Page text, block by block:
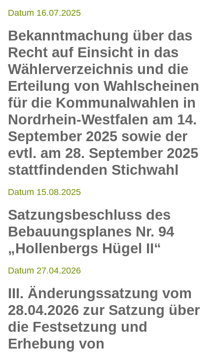
Datum 16.07.2025
Bekanntmachung über das
Recht auf Einsicht in das
Wählerverzeichnis und die
Erteilung von Wahlscheinen
für die Kommunalwahlen in
Nordrhein-Westfalen am 14.
September 2025 sowie der
evtl. am 28. September 2025
stattfindenden Stichwahl
Datum 15.08.2025
Satzungsbeschluss des
Bebauungsplanes Nr. 94
„Hollenbergs Hügel II“
Datum 27.04.2026
III. Änderungssatzung vom
28.04.2026 zur Satzung über
die Festsetzung und
Erhebung von